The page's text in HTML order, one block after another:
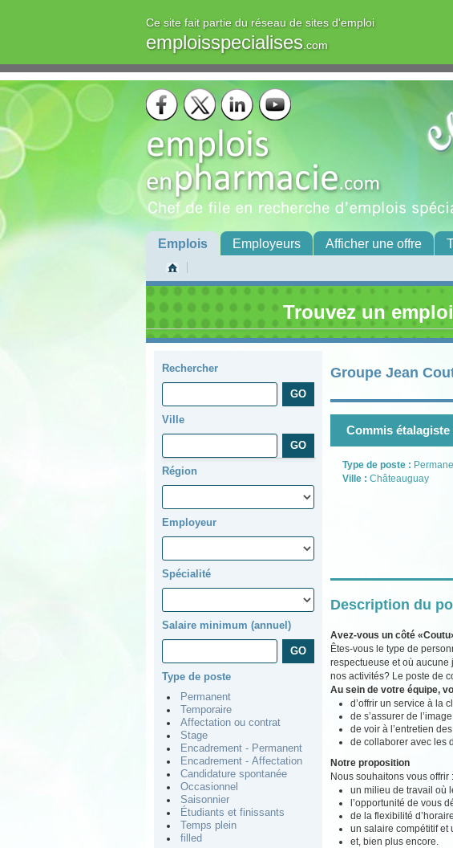
Ce site fait partie du réseau de sites d'emploi
emploisspecialises.com
Emplois Employeurs Afficher une offre
Trouvez un emploi
Rechercher
Ville
Région
Employeur
Spécialité
Salaire minimum (annuel)
Type de poste
Permanent
Temporaire
Affectation ou contrat
Stage
Encadrement - Permanent
Encadrement - Affectation
Candidature spontanée
Occasionnel
Saisonnier
Étudiants et finissants
Temps plein
filled
Groupe Jean
Commis
Type de poste :
Ville : Châteauguay
Description du
Avez-vous un côté
Êtes-vous le type de
respectueuse et où
nos activités? Le poste de
Au sein de votre équipe,
d’offrir un service à la
de s’assurer de
de voir à l’entretien
de collaborer avec les
Notre proposition
Nous souhaitons vous offrir :
un milieu de travail où
l’opportunité de vous
de la flexibilité
un salaire compétitif et
et, bien plus encore.